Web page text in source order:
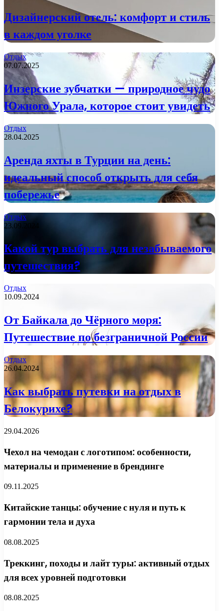
Дизайнерский отель: комфорт и стиль
в каждом уголке
Отдых
07.07.2025
Инзерские зубчатки — природное чудо
Южного Урала, которое стоит увидеть
Отдых
28.04.2025
Аренда яхты в Турции на день:
идеальный способ открыть для себя
побережье
Отдых
23.09.2024
Какой тур выбрать для незабываемого
путешествия?
Отдых
10.09.2024
От Байкала до Чёрного моря:
Путешествие по безграничной России
Отдых
26.04.2024
Как выбрать путевки на отдых в
Белокурихе?
29.04.2026
Чехол на чемодан с логотипом: особенности,
материалы и применение в брендинге
09.11.2025
Китайские танцы: обучение с нуля и путь к
гармонии тела и духа
08.08.2025
Треккинг, походы и лайт туры: активный отдых
для всех уровней подготовки
08.08.2025